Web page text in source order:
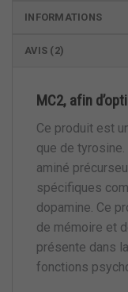
INFORMATIONS
AVIS (2)
MC2, afin
Ce produit est
que de
aminé
spécifiques
dopamine. Ce
de mémoire et
présente dans
fonctions